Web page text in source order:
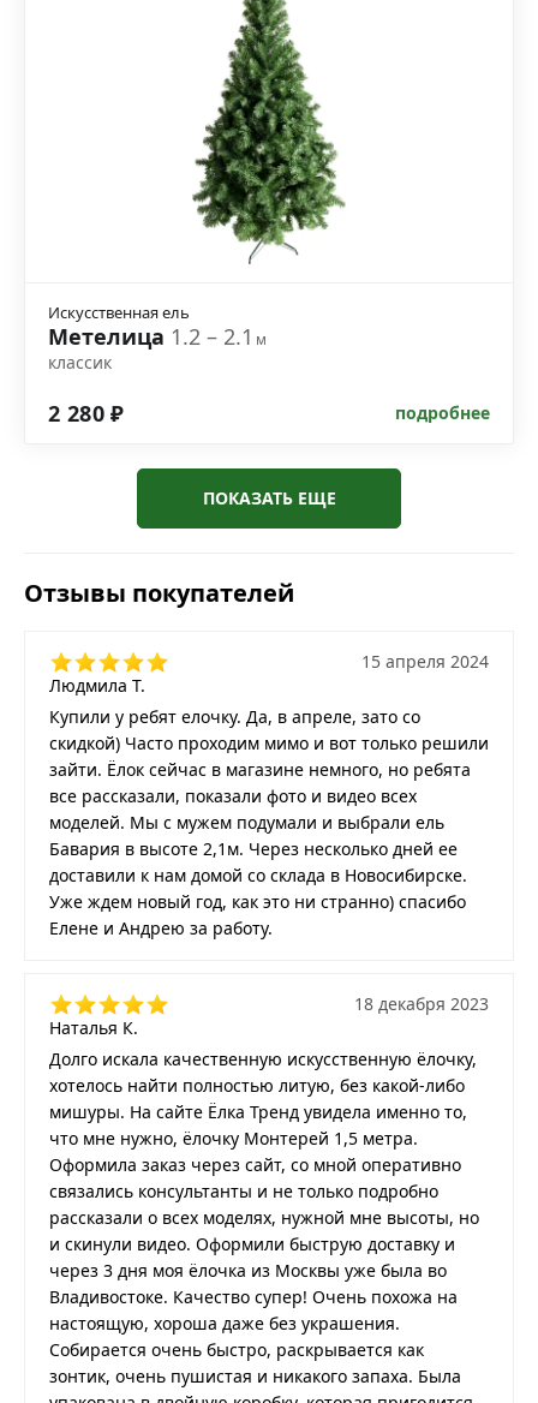
Искусственная ель
Метелица 1.2 – 2.1м
классик
2 280 ₽ подробнее
ПОКАЗАТЬ ЕЩЕ
Отзывы покупателей
Людмила Т.
15 апреля 2024
Купили у ребят елочку. Да, в апреле, зато со
скидкой) Часто проходим мимо и вот только решили
зайти. Ёлок сейчас в магазине немного, но ребята
все рассказали, показали фото и видео всех
моделей. Мы с мужем подумали и выбрали ель
Бавария в высоте 2,1м. Через несколько дней ее
доставили к нам домой со склада в Новосибирске.
Уже ждем новый год, как это ни странно) спасибо
Елене и Андрею за работу.
Наталья К.
18 декабря 2023
Долго искала качественную искусственную ёлочку,
хотелось найти полностью литую, без какой-либо
мишуры. На сайте Ёлка Тренд увидела именно то,
что мне нужно, ёлочку Монтерей 1,5 метра.
Оформила заказ через сайт, со мной оперативно
связались консультанты и не только подробно
рассказали о всех моделях, нужной мне высоты, но
и скинули видео. Оформили быструю доставку и
через 3 дня моя ёлочка из Москвы уже была во
Владивостоке. Качество супер! Очень похожа на
настоящую, хороша даже без украшения.
Собирается очень быстро, раскрывается как
зонтик, очень пушистая и никакого запаха. Была